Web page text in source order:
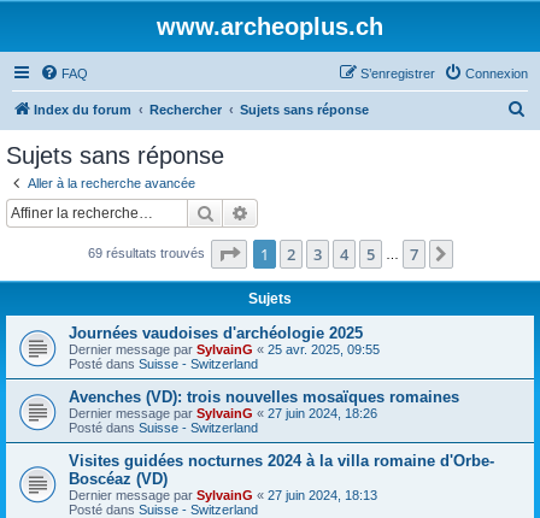
www.archeoplus.ch
FAQ Connexion
S’enregistrer
Index du forum Rechercher Sujets sans réponse
c
Sujets sans réponse
Aller à la recherche avancée
Rechercher
69 résultats trouvés Page 1sur7
1 2 3 4 5 7
Sujets
Journées vaudoises d'archéologie 2025
Dernier message par SylvainG « 25 avr. 2025, 09:55
Posté dans Suisse - Switzerland
Avenches (VD): trois nouvelles mosaïques romaines
Dernier message par SylvainG « 27 juin 2024, 18:26
Posté dans Suisse - Switzerland
Visites guidées nocturnes 2024 à la villa romaine d'Orbe-
Boscéaz (VD)
Dernier message par SylvainG « 27 juin 2024, 18:13
Posté dans Suisse - Switzerland